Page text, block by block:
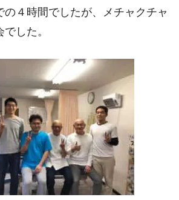
の４時間でしたが、メチャクチャ
した。